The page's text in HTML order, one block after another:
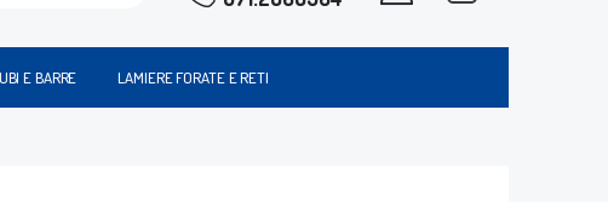
E BARRE LAMIERE FORATE E RETI